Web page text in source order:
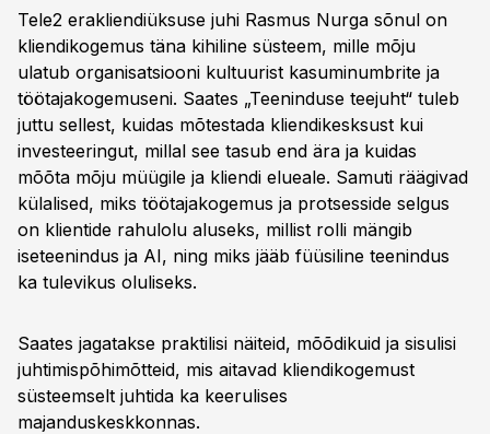
Tele2 erakliendiüksuse juhi Rasmus Nurga sõnul on
kliendikogemus täna kihiline süsteem, mille mõju
ulatub organisatsiooni kultuurist kasuminumbrite ja
töötajakogemuseni. Saates „Teeninduse teejuht“ tuleb
juttu sellest, kuidas mõtestada kliendikesksust kui
investeeringut, millal see tasub end ära ja kuidas
mõõta mõju müügile ja kliendi elueale. Samuti räägivad
külalised, miks töötajakogemus ja protsesside selgus
on klientide rahulolu aluseks, millist rolli mängib
iseteenindus ja AI, ning miks jääb füüsiline teenindus
ka tulevikus oluliseks.
Saates jagatakse praktilisi näiteid, mõõdikuid ja sisulisi
juhtimispõhimõtteid, mis aitavad kliendikogemust
süsteemselt juhtida ka keerulises
majanduskeskkonnas.